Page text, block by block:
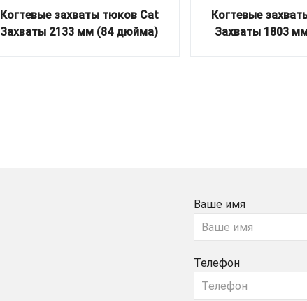
Когтевые захваты тюков Cat
Захваты 2133 мм (84 дюйма)
Когтевые
Захваты 1803
Ваше имя
Телефон